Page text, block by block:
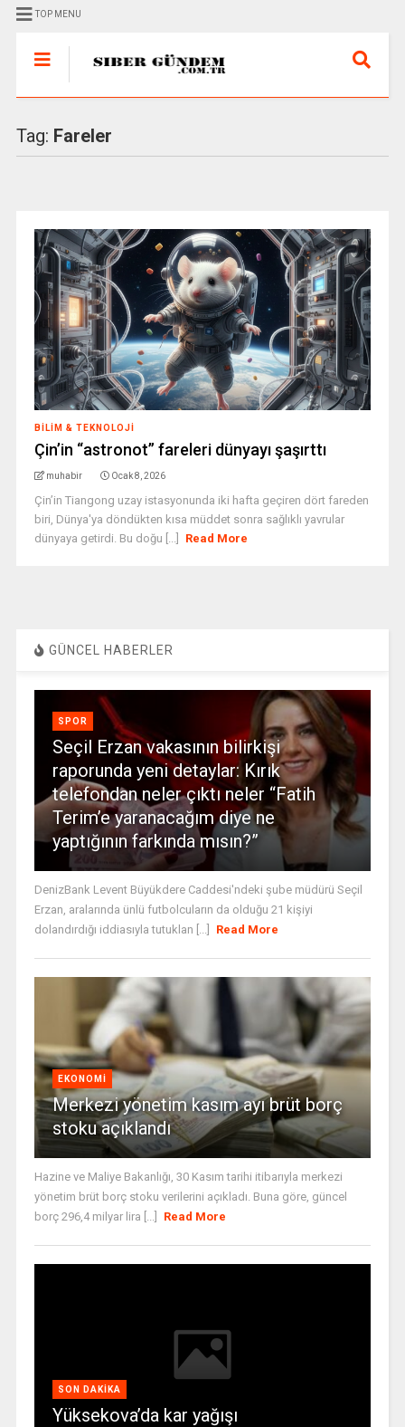
TOP MENU
Tag: Fareler
BILIM & TEKNOLOJI
Çin’in “astronot” fareleri dünyayı şaşırttı
muhabir Ocak 8, 2026
Çin’in Tiangong uzay istasyonunda iki hafta geçiren dört fareden
biri, Dünya'ya döndükten kısa müddet sonra sağlıklı yavrular
dünyaya getirdi. Bu doğu [...]
Read More
GÜNCEL HABERLER
SPOR
Seçil Erzan vakasının bilirkişi
raporunda yeni detaylar: Kırık
telefondan neler çıktı neler “Fatih
Terim’e yaranacağım diye ne
yaptığının farkında mısın?”
DenizBank Levent Büyükdere Caddesi'ndeki şube müdürü Seçil
Erzan, aralarında ünlü futbolcuların da olduğu 21 kişiyi
dolandırdığı iddiasıyla tutuklan [...]
Read More
EKONOMI
Merkezi yönetim kasım ayı brüt borç
stoku açıklandı
Hazine ve Maliye Bakanlığı, 30 Kasım tarihi itibarıyla merkezi
yönetim brüt borç stoku verilerini açıkladı. Buna göre, güncel
borç 296,4 milyar lira [...]
Read More
SON DAKIKA
Yüksekova’da kar yağışı